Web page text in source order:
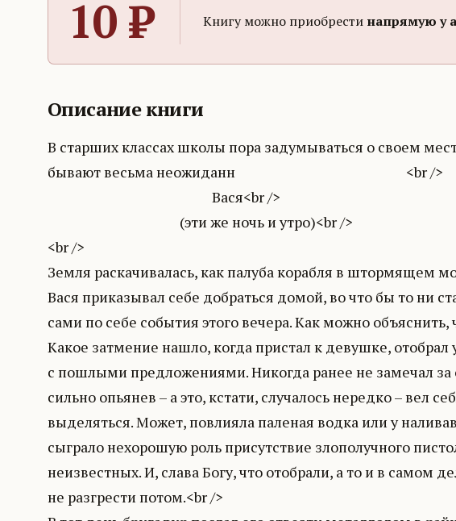
10 ₽ Книгу можно приобрести напрямую у
Описание книги
В старших классах школы пора задумываться о своем
бывают весьма неожиданн <br />
Вася<br />
(эти же ночь и утро)<br />
<br />
Земля раскачивалась, как палуба корабля в штормящем
Вася приказывал себе добраться домой, во что бы то ни
сами по себе события этого вечера. Как можно
Какое затмение нашло, когда пристал к девушке,
с пошлыми предложениями. Никогда ранее не замечал за
сильно опьянев – а это, кстати, случалось нередко – вел
выделяться. Может, повлияла паленая водка или у
сыграло нехорошую роль присутствие злополучного
неизвестных. И, слава Богу, что отобрали, а то и в самом
не разгрести потом.<br />